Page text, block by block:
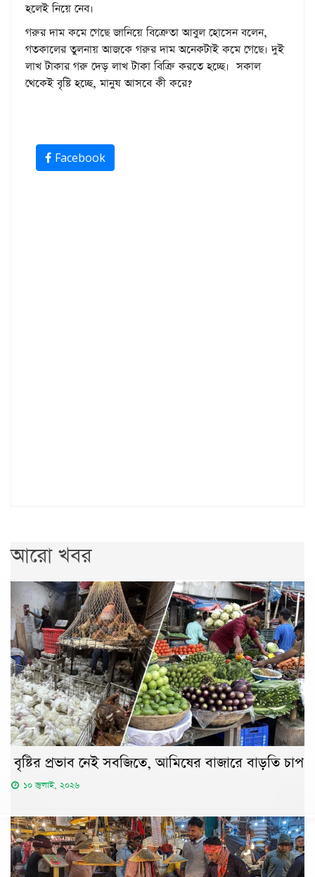
হলেই নিয়ে নেব।
গরুর দাম কমে গেছে জানিয়ে বিক্রেতা আবুল হোসেন বলেন,
গতকালের তুলনায় আজকে গরুর দাম অনেকটাই কমে গেছে। দুই
লাখ টাকার গরু দেড় লাখ টাকা বিক্রি করতে হচ্ছে। সকাল
থেকেই বৃষ্টি হচ্ছে, মানুষ আসবে কী করে?
Facebook
আরো খবর
বৃষ্টির প্রভাব নেই সবজিতে, আমিষের বাজারে বাড়তি চাপ
১০ জুলাই, ২০২৬